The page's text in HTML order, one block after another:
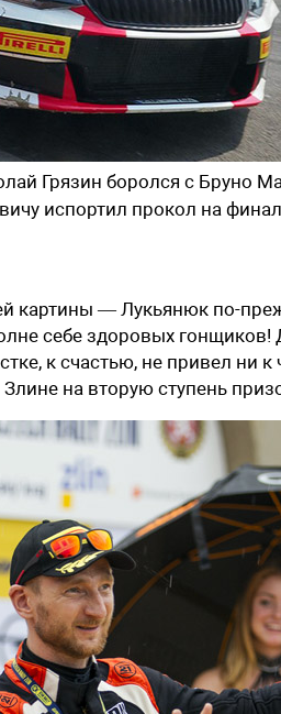
Грязин боролся с Бруно
испортил прокол на
картины — Лукьянюк по-
себе здоровых гонщиков!
к счастью, не привел ни к
на вторую ступень